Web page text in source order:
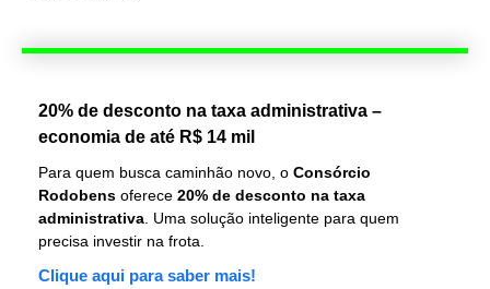
20% de desconto na taxa administrativa –
economia de até R$ 14 mil
Para quem busca caminhão novo, o Consórcio
Rodobens oferece 20% de desconto na taxa
administrativa . Uma solução inteligente para quem
precisa investir na frota.
Clique aqui para saber mais!